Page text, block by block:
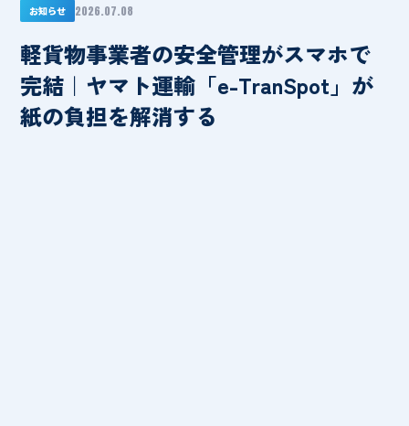
お知らせ 2026.07.08
軽貨物事業者の安全管理がスマホで
完結｜ヤマト運輸「e-TranSpot」が
紙の負担を解消する